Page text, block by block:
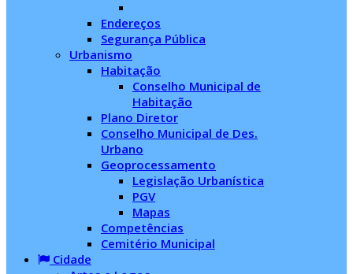
Endereços
Segurança Pública
Urbanismo
Habitação
Conselho Municipal de
Habitação
Plano Diretor
Conselho Municipal de Des.
Urbano
Geoprocessamento
Legislação Urbanística
PGV
Mapas
Competências
Cemitério Municipal
Cidade